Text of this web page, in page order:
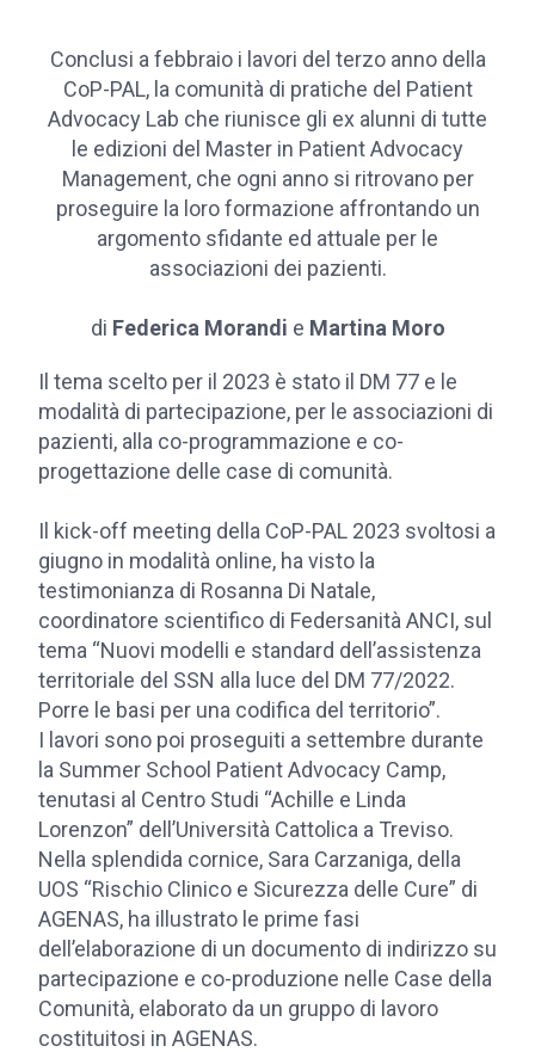
Conclusi a febbraio i lavori del terzo anno della
CoP-PAL, la comunità di pratiche del Patient
Advocacy Lab che riunisce gli ex alunni di tutte
le edizioni del Master in Patient Advocacy
Management, che ogni anno si ritrovano per
proseguire la loro formazione affrontando un
argomento sfidante ed attuale per le
associazioni dei pazienti.
di Federica Morandi e Martina Moro
Il tema scelto per il 2023 è stato il DM 77 e le
modalità di partecipazione, per le associazioni di
pazienti, alla co-programmazione e co-
progettazione delle case di comunità.
Il kick-off meeting della CoP-PAL 2023 svoltosi a
giugno in modalità online, ha visto la
testimonianza di Rosanna Di Natale,
coordinatore scientifico di Federsanità ANCI, sul
tema “Nuovi modelli e standard dell’assistenza
territoriale del SSN alla luce del DM 77/2022.
Porre le basi per una codifica del territorio”.
I lavori sono poi proseguiti a settembre durante
la Summer School Patient Advocacy Camp,
tenutasi al Centro Studi “Achille e Linda
Lorenzon” dell’Università Cattolica a Treviso.
Nella splendida cornice, Sara Carzaniga, della
UOS “Rischio Clinico e Sicurezza delle Cure” di
AGENAS, ha illustrato le prime fasi
dell’elaborazione di un documento di indirizzo su
partecipazione e co-produzione nelle Case della
Comunità, elaborato da un gruppo di lavoro
costituitosi in AGENAS.